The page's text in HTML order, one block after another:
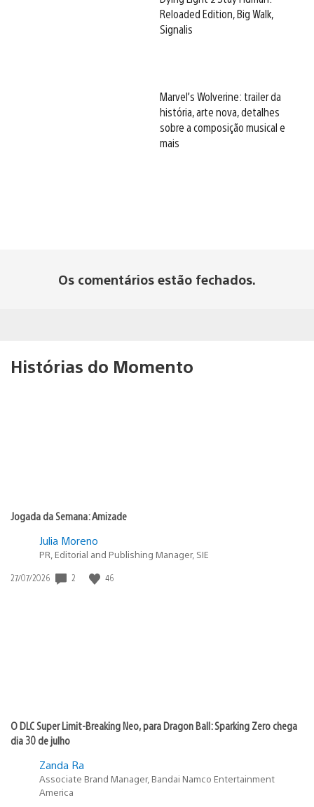
Reloaded Edition, Big Walk,
Signalis
Marvel’s Wolverine: trailer da
história, arte nova, detalhes
sobre a composição musical e
mais
Os comentários estão fechados.
Histórias do Momento
Jogada da Semana: Amizade
Julia Moreno
PR, Editorial and Publishing Manager, SIE
Data
27/07/2026 2 46
O DLC Super Limit-Breaking Neo, para Dragon Ball: Sparking Zero chega
dia 30 de julho
Zanda Ra
Associate Brand Manager, Bandai Namco Entertainment
America